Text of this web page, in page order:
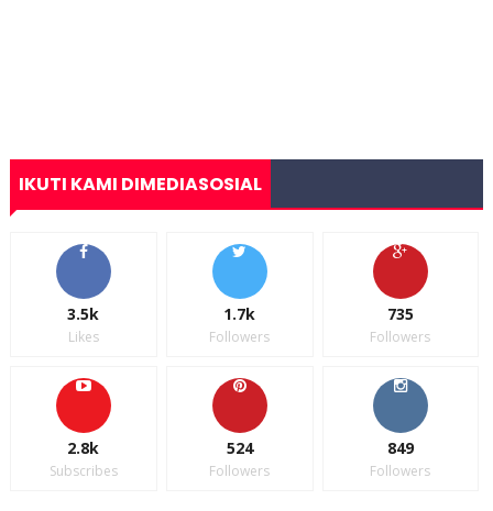
IKUTI KAMI DIMEDIASOSIAL
3.5k
Likes
1.7k
Followers
735
Followers
2.8k
Subscribes
524
Followers
849
Followers